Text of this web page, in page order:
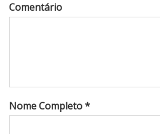
Comentário
Nome Completo *